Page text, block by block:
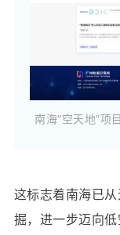
南海“空天地”项
这标志着南海已
掘，进一步迈向